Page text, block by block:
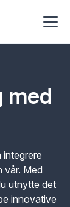
med
vår. Med
utnytte det
innovative